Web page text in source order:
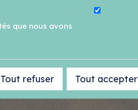
que nous avons
Tout refuser Tout accepter